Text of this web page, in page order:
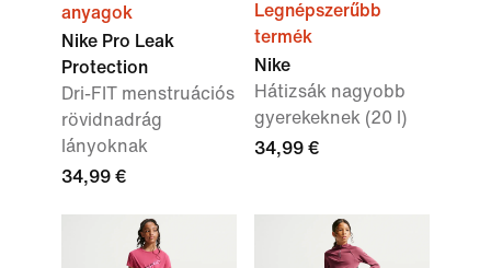
anyagok
Nike Pro Leak
Protection
Dri-FIT menstruációs
rövidnadrág
lányoknak
34,99 €
Legnépszerűbb
termék
Nike
Hátizsák nagyobb
gyerekeknek (20 l)
34,99 €